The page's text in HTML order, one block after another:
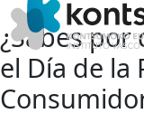
¿Sabes por
el Día de la